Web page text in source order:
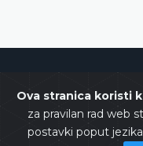
Ova stranica koristi
za pravilan rad web
postavki poput